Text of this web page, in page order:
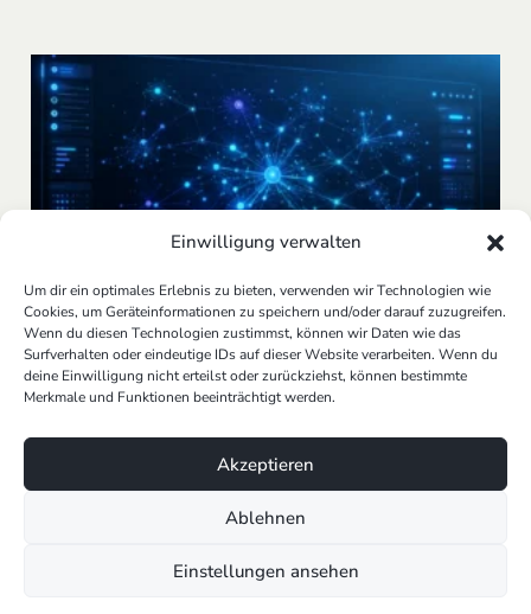
Einwilligung verwalten
Um dir ein optimales Erlebnis zu bieten, verwenden wir Technologien wie
Cookies, um Geräteinformationen zu speichern und/oder darauf zuzugreifen.
Wenn du diesen Technologien zustimmst, können wir Daten wie das
Surfverhalten oder eindeutige IDs auf dieser Website verarbeiten. Wenn du
deine Einwilligung nicht erteilst oder zurückziehst, können bestimmte
Merkmale und Funktionen beeinträchtigt werden.
Akzeptieren
Ablehnen
Einstellungen ansehen
KI Second Brain: Wie Unternehmen ihr
Wissen mit KI wirklich nutzbar machen
30.06.2026